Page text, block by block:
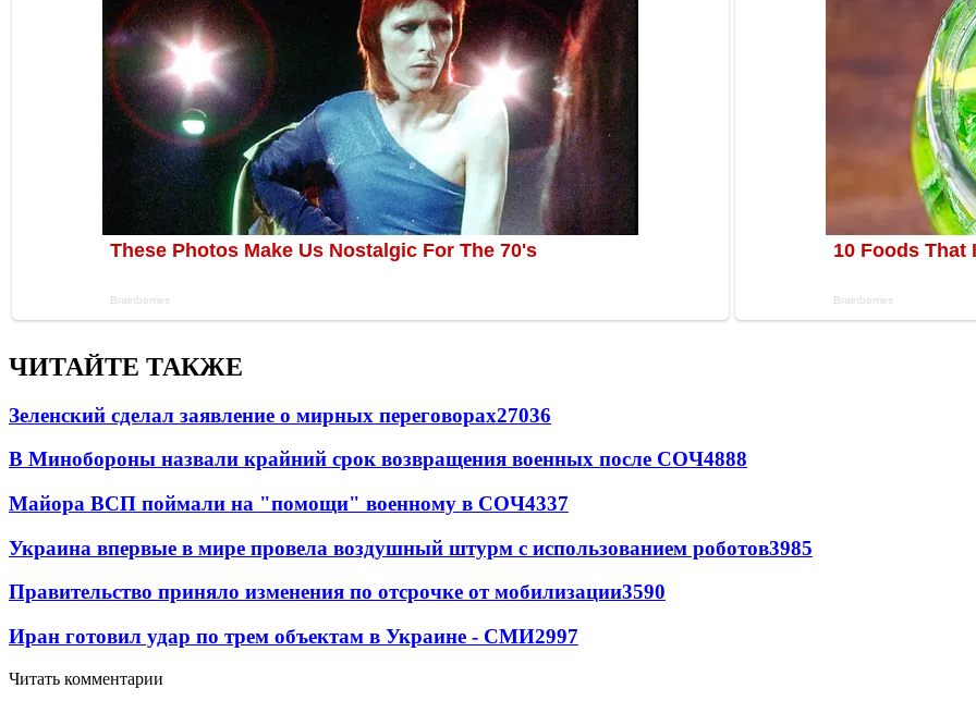
ЧИТАЙТЕ ТАКЖЕ
Зеленский сделал заявление о мирных переговорах27036
В Минобороны назвали крайний срок возвращения военных после СОЧ4888
Майора ВСП поймали на "помощи" военному в СОЧ4337
Украина впервые в мире провела воздушный штурм с использованием роботов3985
Правительство приняло изменения по отсрочке от мобилизации3590
Иран готовил удар по трем объектам в Украине - СМИ2997
Читать комментарии